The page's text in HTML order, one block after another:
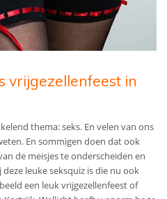
vrijgezellenfeest in
thema: seks. En velen van ons
En sommigen doen dat ook
de meisjes te onderscheiden en
leuke seksquiz is die nu ook
een leuk vrijgezellenfeest of